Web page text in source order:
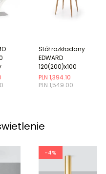
PLN 1,549.00
PLN 1,394.10
Stół rozkładany
EDWARD
120(200)x100
biały/dąb
miodowy
-4%